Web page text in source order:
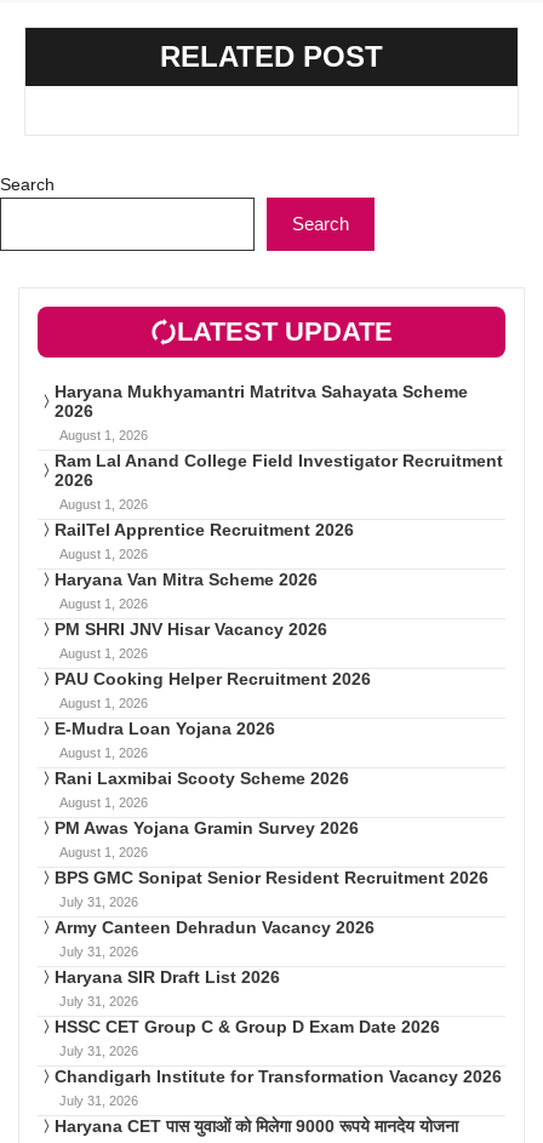
RELATED POST
Search
Search
LATEST UPDATE
Haryana Mukhyamantri Matritva Sahayata Scheme
2026
August 1, 2026
Ram Lal Anand College Field Investigator Recruitment
2026
August 1, 2026
RailTel Apprentice Recruitment 2026
August 1, 2026
Haryana Van Mitra Scheme 2026
August 1, 2026
PM SHRI JNV Hisar Vacancy 2026
August 1, 2026
PAU Cooking Helper Recruitment 2026
August 1, 2026
E-Mudra Loan Yojana 2026
August 1, 2026
Rani Laxmibai Scooty Scheme 2026
August 1, 2026
PM Awas Yojana Gramin Survey 2026
August 1, 2026
BPS GMC Sonipat Senior Resident Recruitment 2026
July 31, 2026
Army Canteen Dehradun Vacancy 2026
July 31, 2026
Haryana SIR Draft List 2026
July 31, 2026
HSSC CET Group C & Group D Exam Date 2026
July 31, 2026
Chandigarh Institute for Transformation Vacancy 2026
July 31, 2026
Haryana CET पास युवाओं को मिलेगा 9000 रूपये मानदेय योजना